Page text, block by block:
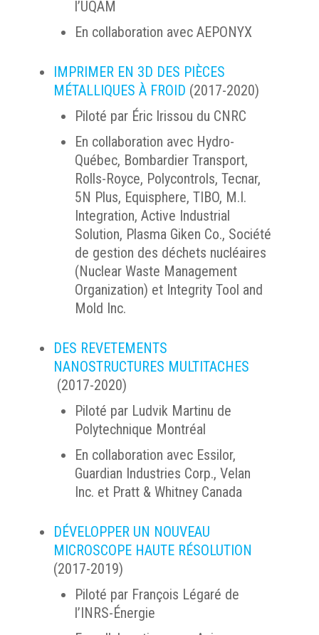
l’UQAM
En collaboration avec AEPONYX
IMPRIMER EN 3D DES PIÈCES
MÉTALLIQUES À FROID (2017-2020)
Piloté par Éric Irissou du CNRC
En collaboration avec Hydro-
Québec, Bombardier Transport,
Rolls-Royce, Polycontrols, Tecnar,
5N Plus, Equisphere, TIBO, M.I.
Integration, Active Industrial
Solution, Plasma Giken Co., Société
de gestion des déchets nucléaires
(Nuclear Waste Management
Organization) et Integrity Tool and
Mold Inc.
DES REVETEMENTS
NANOSTRUCTURES MULTITACHES
(2017-2020)
Piloté par Ludvik Martinu de
Polytechnique Montréal
En collaboration avec Essilor,
Guardian Industries Corp., Velan
Inc. et Pratt & Whitney Canada
DÉVELOPPER UN NOUVEAU
MICROSCOPE HAUTE RÉSOLUTION
(2017-2019)
Piloté par François Légaré de
l’INRS-Énergie